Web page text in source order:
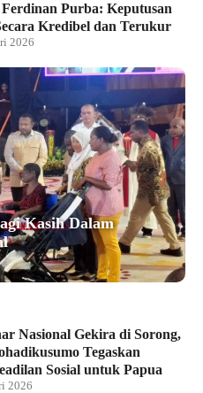
Purba: Keputusan
Kredibel dan Terukur
2026
Kasih Dalam
Nasional Gekira di Sorong,
Tegaskan
Sosial untuk Papua
2026